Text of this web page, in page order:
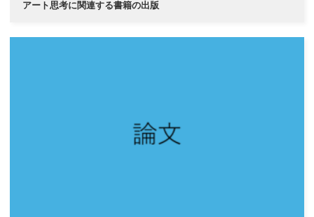
アート思考に関連する書籍の出版